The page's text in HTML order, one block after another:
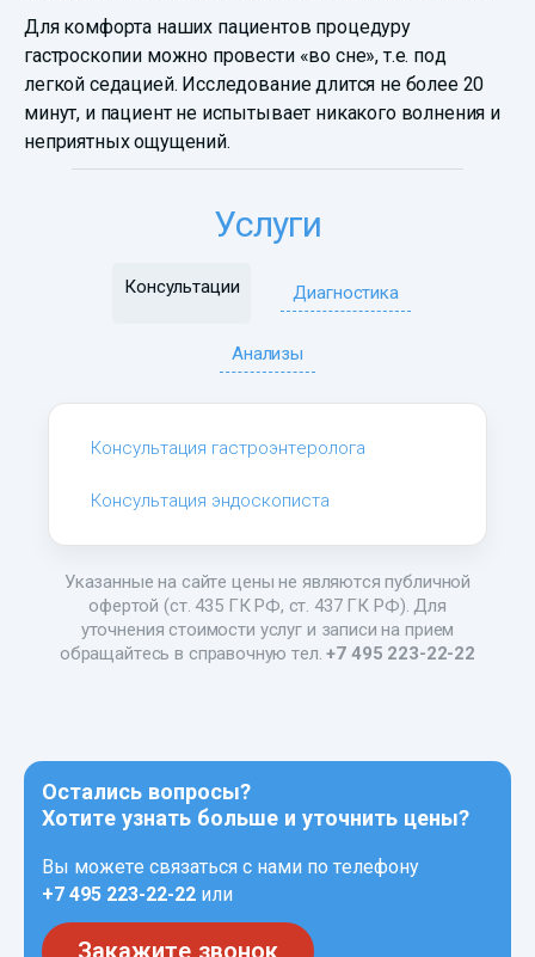
Для комфорта наших пациентов процедуру
гастроскопии можно провести «во сне», т.е. под
легкой седацией. Исследование длится не более 20
минут, и пациент не испытывает никакого волнения и
неприятных ощущений.
Услуги
Консультации Диагностика
Анализы
Консультация гастроэнтеролога
Консультация эндоскописта
Указанные на сайте цены не являются публичной
офертой (ст. 435 ГК РФ, ст. 437 ГК РФ). Для
уточнения стоимости услуг и записи на прием
обращайтесь в справочную тел.+7 495 223-22-22
Остались вопросы?
Хотите узнать больше и уточнить цены?
Вы можете связаться с нами по телефону
+7 495 223-22-22 или